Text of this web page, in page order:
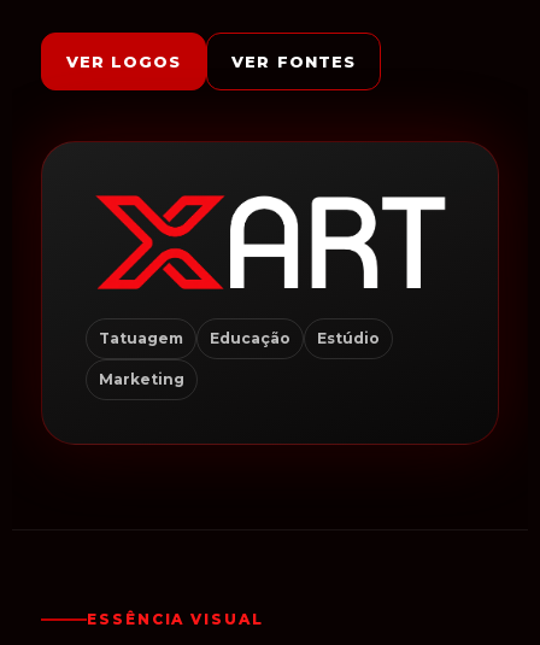
VER LOGOS VER FONTES
Tatuagem Educação Estúdio
Marketing
ESSÊNCIA VISUAL